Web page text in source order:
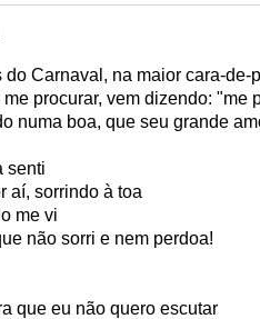
do Carnaval, na maior cara-de-
procurar, vem dizendo: "me
numa boa, que seu grande
senti
aí, sorrindo à toa
me vi
não sorri e nem perdoa!
que eu não quero escutar